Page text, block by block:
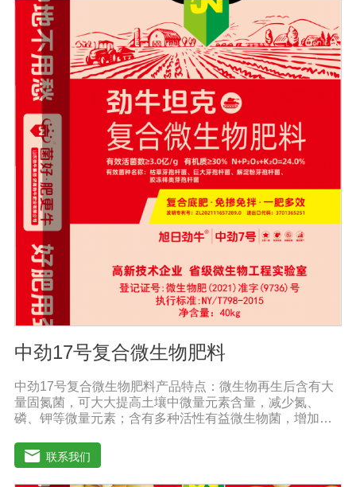
血清质量不会受到影响。
中劲17号复合微生物肥料
中劲17号复合微生物肥料产品特点：微生物再生后含有大
量固氮菌，可大大提高土壤中微量元素含量，减少氮、
磷、钾等微量元素；含有多种活性有益微生物菌，增加土
大大提高土壤肥力，减少化肥用量。增产效果明显：根据
作物的不同，高达20%-60%。提高作物和农产品质量，增
加农民收入。重建健康土壤，改善作物抵抗病虫害。改善
联系我们